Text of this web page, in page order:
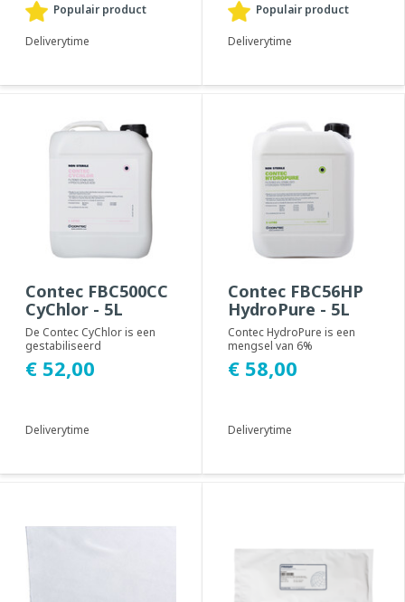
Populair product
Deliverytime
Populair product
Deliverytime
Contec FBC500CC
CyChlor - 5L
De Contec CyChlor is een
gestabiliseerd
hypochlorigzuur met
gezuiverd water, een
€ 52,00
Deliverytime
Contec FBC56HP
HydroPure - 5L
Contec HydroPure is een
mengsel van 6%
waterstofperoxide en
gezuiverd water. Contec
€ 58,00
Deliverytime